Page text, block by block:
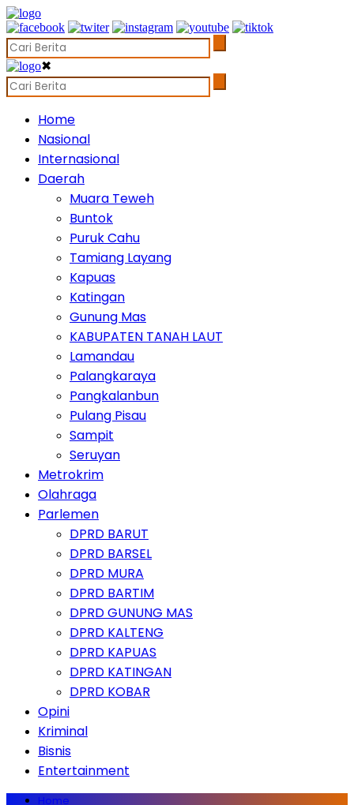
✖
Home
Nasional
Internasional
Daerah
Muara Teweh
Buntok
Puruk Cahu
Tamiang Layang
Kapuas
Katingan
Gunung Mas
KABUPATEN TANAH LAUT
Lamandau
Palangkaraya
Pangkalanbun
Pulang Pisau
Sampit
Seruyan
Metrokrim
Olahraga
Parlemen
DPRD BARUT
DPRD BARSEL
DPRD MURA
DPRD BARTIM
DPRD GUNUNG MAS
DPRD KALTENG
DPRD KAPUAS
DPRD KATINGAN
DPRD KOBAR
Opini
Kriminal
Bisnis
Entertainment
Home